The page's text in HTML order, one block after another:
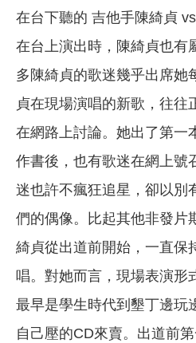
在台下聽的 吉他手陳綺貞
在台上演出時，陳綺貞也有
多陳綺貞的歌迷幾乎出席她
貞在現場演唱的新歌，往往
在網路上討論。她出了第一
作書後，也有歌迷在網上號
迷也許不瘋狂追星，卻以別
們的偶像。比起其他非發片
綺貞從出道前開始，一直保
唱。對她而言，現場表演形
最早是學生時代到墾丁邊玩
自己壓的CD來賣。出道前